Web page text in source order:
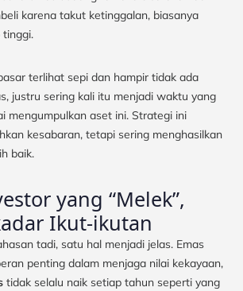
karena takut ketinggalan, biasanya
tinggi.
terlihat sepi dan hampir tidak ada
justru sering kali itu menjadi waktu yang
mengumpulkan aset ini. Strategi ini
kesabaran, tetapi sering menghasilkan
baik.
yang “Melek”,
Ikut-ikutan
tadi, satu hal menjadi jelas. Emas
penting dalam menjaga nilai kekayaan,
tidak selalu naik setiap tahun seperti yang